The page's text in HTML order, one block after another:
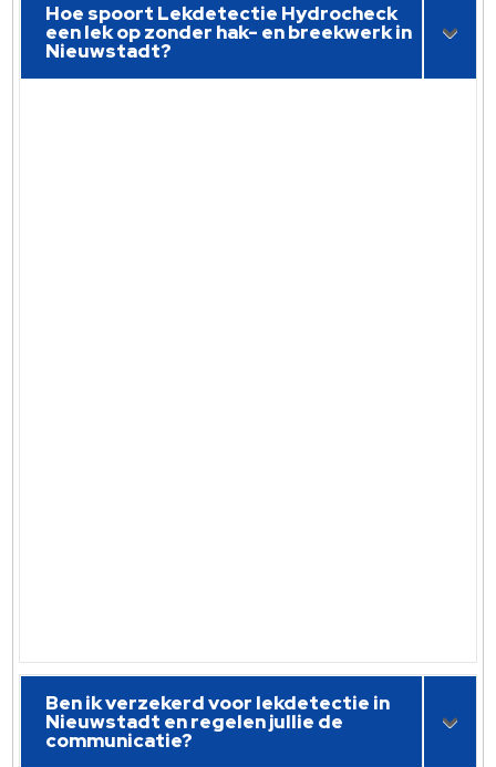
Hoe spoort Lekdetectie Hydrocheck
een lek op zonder hak- en breekwerk in
Nieuwstadt?
Ben ik verzekerd voor lekdetectie in
Nieuwstadt en regelen jullie de
communicatie?